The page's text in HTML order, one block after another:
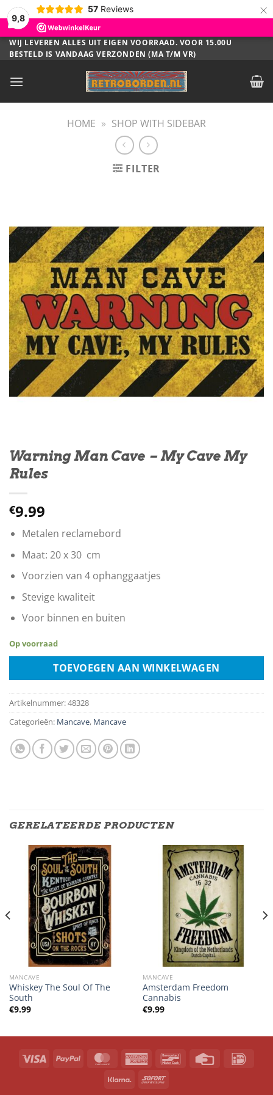
9,8
57 Reviews ×
Ga
naar
WIJ LEVEREN ALLES UIT EIGEN VOORRAAD. VOOR 15.00U
BESTELD IS VANDAAG VERZONDEN (MA T/M VR)
HOME » SHOP WITH SIDEBAR
FILTER
Warning Man Cave – My Cave My
Rules
€9.99
Metalen reclamebord
Maat: 20 x 30 cm
Voorzien van 4 ophanggaatjes
Stevige kwaliteit
Voor binnen en buiten
Op voorraad
TOEVOEGEN AAN WINKELWAGEN
Artikelnummer:48328
Categorieën: Mancave, Mancave
GERELATEERDE PRODUCTEN
MANCAVE
Whiskey The Soul Of The
South
€9.99
MANCAVE
Amsterdam Freedom
Cannabis
€9.99